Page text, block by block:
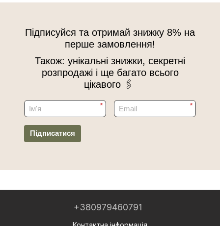
Підписуйся та отримай знижку 8% на
перше замовлення!
Також: унікальні знижки, секретні
розпродажі і ще багато всього
цікавого 🖇
* *
Підписатися
+380979460791